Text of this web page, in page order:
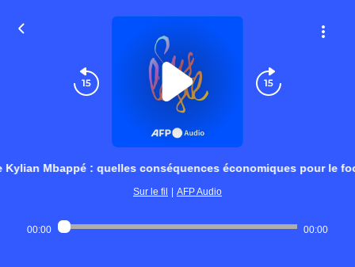
Kylian Mbappé : quelles conséquences économiques pour le
Sur le fil AFP Audio
00:00 00:00